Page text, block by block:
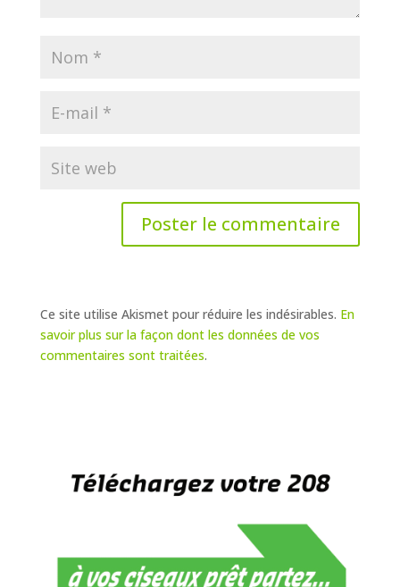
Ce site utilise Akismet pour réduire les indésirables. En
savoir plus sur la façon dont les données de vos
commentaires sont traitées.